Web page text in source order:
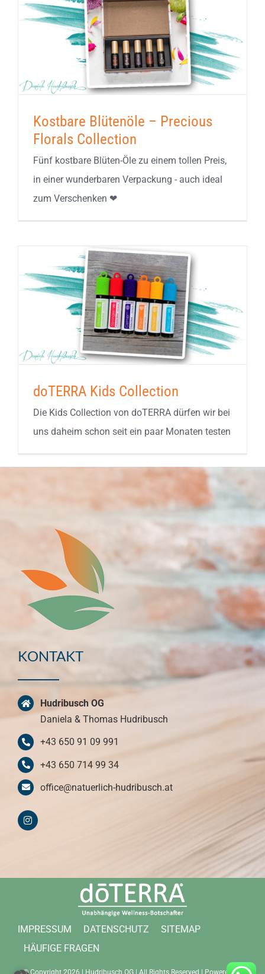
Kostbare Blütenöle – Precious
Florals Collection
Fünf kostbare Blüten-Öle zu einem tollen Preis,
in einer wunderbaren Verpackung - auch ideal
zum Verschenken ❤
doTERRA Kids Collection
Die Kids Collection von doTERRA dürfen wir bei
uns daheim schon seit ein paar Monaten testen
KONTAKT
Hudribusch OG
Daniela & Thomas Hudribusch
+43 650 91 09 991
+43 650 714 99 34
office@natuerlich-hudribusch.at
IMPRESSUM DATENSCHUTZ
SITEMAP
HÄUFIGE FRAGEN